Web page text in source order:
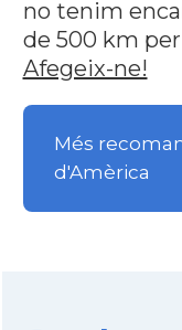
no tenim
de 500 km
Afegeix-ne!
Més
d'Amèrica